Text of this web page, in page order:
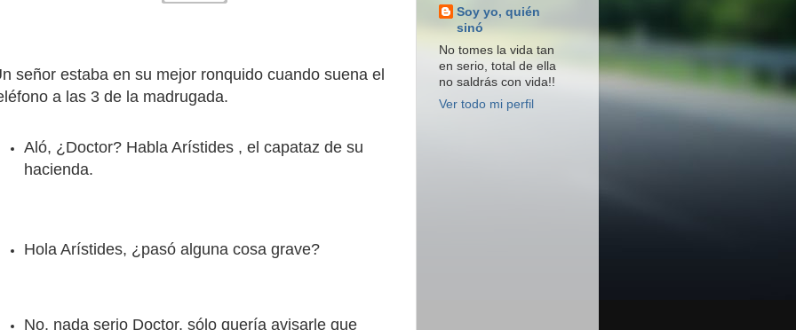
señor estaba en su mejor ronquido cuando suena el
a las 3 de la madrugada.
Aló, ¿Doctor? Habla Arístides , el capataz de su
hacienda.
Hola Arístides, ¿pasó alguna cosa grave?
No, nada serio Doctor, sólo quería avisarle que
Soy yo, quién
sinó
No tomes la vida tan
en serio, total de ella
no saldrás con vida!!
Ver todo mi perfil